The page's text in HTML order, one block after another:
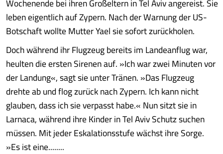
leben eigentlich auf Zypern. Nach der Warnung der US-
Botschaft wollte Mutter Yael sie sofort zurückholen.
Doch während ihr Flugzeug bereits im Landeanflug war,
heulten die ersten Sirenen auf. »Ich war zwei Minuten vor
der Landung«, sagt sie unter Tränen. »Das Flugzeug
drehte ab und flog zurück nach Zypern. Ich kann nicht
glauben, dass ich sie verpasst habe.« Nun sitzt sie in
Larnaca, während ihre Kinder in Tel Aviv Schutz suchen
müssen. Mit jeder Eskalationsstufe wächst ihre Sorge.
»Es ist eine........